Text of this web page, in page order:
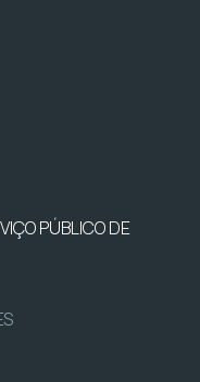
PÚBLICO DE